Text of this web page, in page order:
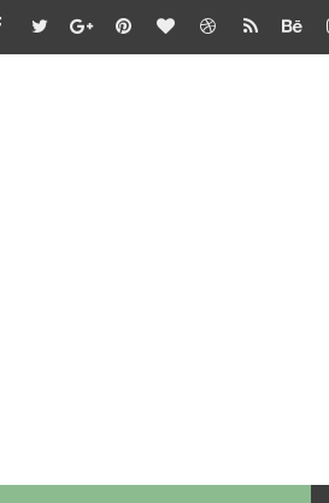
- வழிகாட்டி நெறிமுறைகள்
சார்பு - பள்ளிக்கல்வி இயக்குநர்
- அறிவுரை வழங்குதல் சார்பு -
விளக்கம்